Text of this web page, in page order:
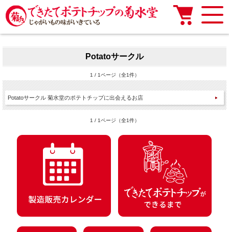
Potatoサークル
1 / 1ページ（全1件）
Potatoサークル 菊水堂のポテトチップに出会えるお店
1 / 1ページ（全1件）